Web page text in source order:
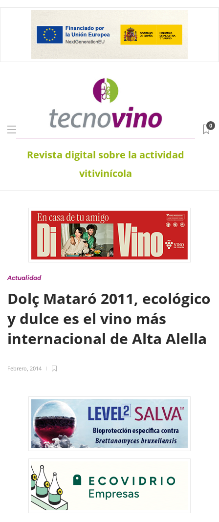
Revista digital sobre la actividad
vitivinícola
0
Actualidad
Dolç Mataró 2011, ecológico
y dulce es el vino más
internacional de Alta Alella
Febrero, 2014